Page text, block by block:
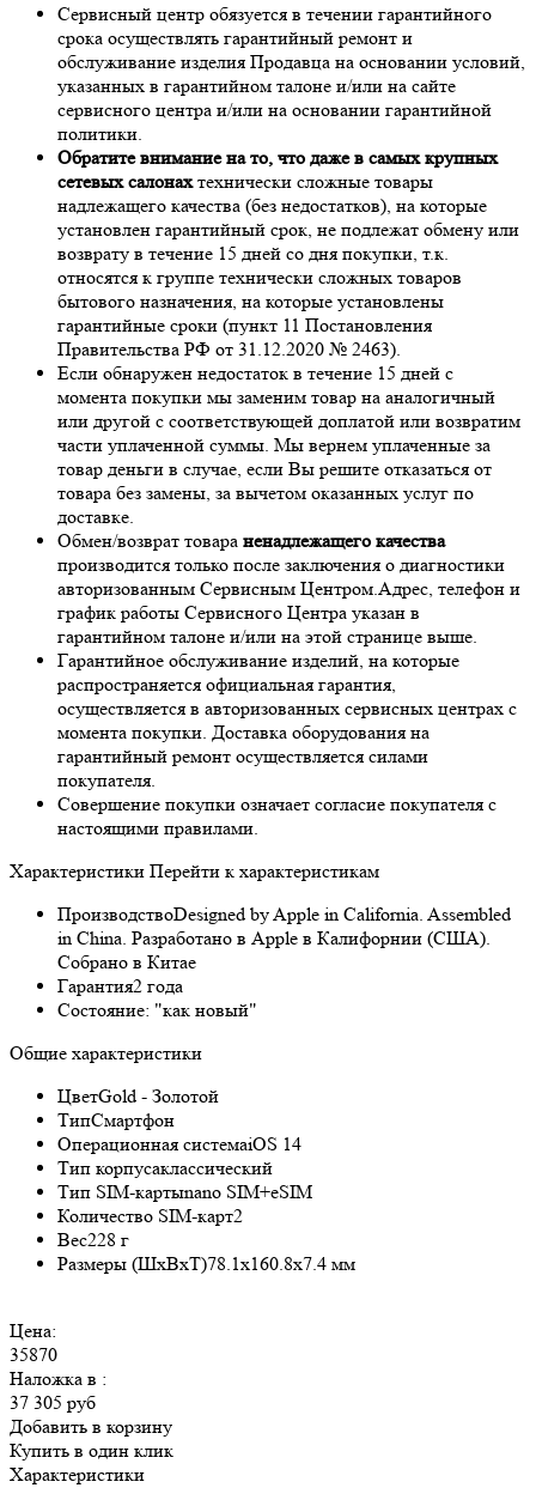
Сервисный центр обязуется в течении гарантийного
срока осуществлять гарантийный ремонт и
обслуживание изделия Продавца на основании условий,
указанных в гарантийном талоне и/или на сайте
сервисного центра и/или на основании гарантийной
политики.
Обратите внимание на то, что даже в самых крупных
сетевых салонахтехнически сложные товары
надлежащего качества (без недостатков), на которые
установлен гарантийный срок, не подлежат обмену или
возврату в течение 15 дней со дня покупки, т.к.
относятся к группе технически сложных товаров
бытового назначения, на которые установлены
гарантийные сроки (пункт 11 Постановления
Правительства РФ от 31.12.2020 № 2463).
Если обнаружен недостаток в течение 15 дней с
момента покупки мы заменим товар на аналогичный
или другой с соответствующей доплатой или возвратим
части уплаченной суммы. Мы вернем уплаченные за
товар деньги в случае, если Вы решите отказаться от
товара без замены, за вычетом оказанных услуг по
доставке.
Обмен/возврат товара ненадлежащего качества
производится только после заключения о диагностики
авторизованным Сервисным Центром.Адрес, телефон и
график работы Сервисного Центра указан в
гарантийном талоне и/или на этой странице выше.
Гарантийное обслуживание изделий, на которые
распространяется официальная гарантия,
осуществляется в авторизованных сервисных центрах с
момента покупки. Доставка оборудования на
гарантийный ремонт осуществляется силами
покупателя.
Совершение покупки означает согласие покупателя с
настоящими правилами.
Характеристики Перейти к характеристикам
ПроизводствоDesigned by Apple in California. Assembled
in China. Разработано в Apple в Калифорнии (США).
Собрано в Китае
Гарантия2 года
Состояние: "как новый"
Общие характеристики
ЦветGold - Золотой
ТипСмартфон
Операционная системаiOS 14
Тип корпусаклассический
Тип SIM-картыnano SIM+eSIM
Количество SIM-карт2
Вес228 г
Размеры (ШxВxТ)78.1x160.8x7.4 мм
Цена:
35870
Наложка в :
37 305 руб
Добавить в корзину
Купить в один клик
Характеристики